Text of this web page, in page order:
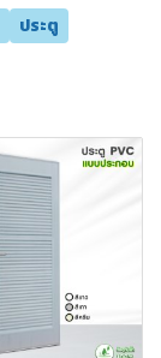
ประตู